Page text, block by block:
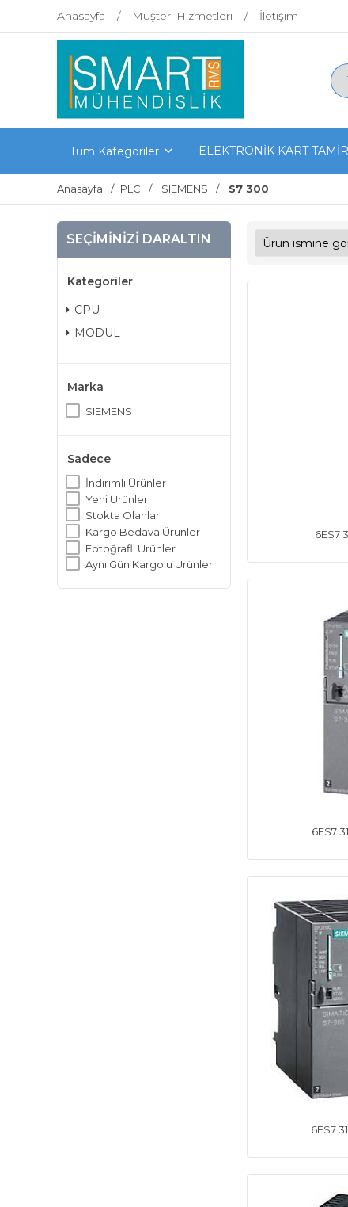
Anasayfa Müşteri Hizmetleri İletişim
Tüm Kategoriler ELEKTRONİK KART
Anasayfa PLC SIEMENS S7 300
SEÇIMINIZI DARALTIN
Kategoriler
CPU
MODÜL
Marka
SIEMENS
Sadece
İndirimli Ürünler
Yeni Ürünler
Stokta Olanlar
Kargo Bedava Ürünler
Fotoğraflı Ürünler
Aynı Gün Kargolu Ürünler
6ES7
6ES7
6ES7